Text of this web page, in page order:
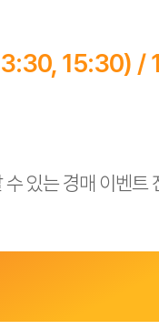
부) → 치즈요정 (10)→
15:30) /
있는 경매 이벤트